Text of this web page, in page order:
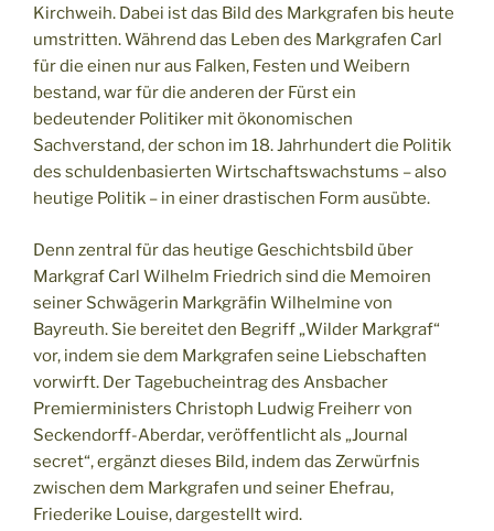
Kirchweih. Dabei ist das Bild des Markgrafen bis heute
umstritten. Während das Leben des Markgrafen Carl
für die einen nur aus Falken, Festen und Weibern
bestand, war für die anderen der Fürst ein
bedeutender Politiker mit ökonomischen
Sachverstand, der schon im 18. Jahrhundert die Politik
des schuldenbasierten Wirtschaftswachstums – also
heutige Politik – in einer drastischen Form ausübte.
Denn zentral für das heutige Geschichtsbild über
Markgraf Carl Wilhelm Friedrich sind die Memoiren
seiner Schwägerin Markgräfin Wilhelmine von
Bayreuth. Sie bereitet den Begriff „Wilder Markgraf“
vor, indem sie dem Markgrafen seine Liebschaften
vorwirft. Der Tagebucheintrag des Ansbacher
Premierministers Christoph Ludwig Freiherr von
Seckendorff-Aberdar, veröffentlicht als „Journal
secret“, ergänzt dieses Bild, indem das Zerwürfnis
zwischen dem Markgrafen und seiner Ehefrau,
Friederike Louise, dargestellt wird.